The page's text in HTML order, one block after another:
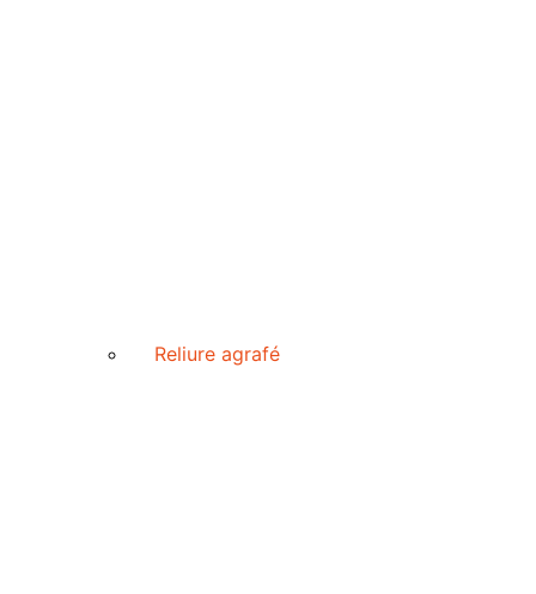
Reliure agrafé